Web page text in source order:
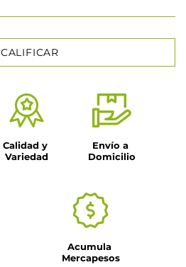
CALIFICAR
Calidad y
Variedad
Envío a
Domicilio
Acumula
Mercapesos